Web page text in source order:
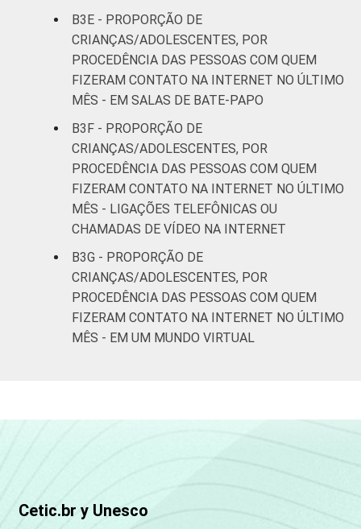
B3E - PROPORÇÃO DE
CRIANÇAS/ADOLESCENTES, POR
PROCEDÊNCIA DAS PESSOAS COM QUEM
FIZERAM CONTATO NA INTERNET NO ÚLTIMO
MÊS - EM SALAS DE BATE-PAPO
B3F - PROPORÇÃO DE
CRIANÇAS/ADOLESCENTES, POR
PROCEDÊNCIA DAS PESSOAS COM QUEM
FIZERAM CONTATO NA INTERNET NO ÚLTIMO
MÊS - LIGAÇÕES TELEFÔNICAS OU
CHAMADAS DE VÍDEO NA INTERNET
B3G - PROPORÇÃO DE
CRIANÇAS/ADOLESCENTES, POR
PROCEDÊNCIA DAS PESSOAS COM QUEM
FIZERAM CONTATO NA INTERNET NO ÚLTIMO
MÊS - EM UM MUNDO VIRTUAL
Cetic.br y Unesco